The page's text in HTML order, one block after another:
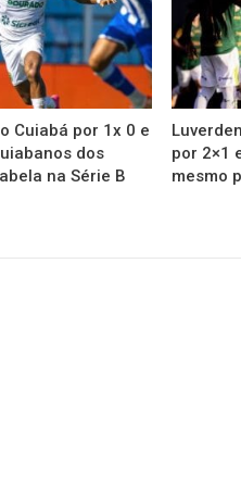
Cuiabá por 1x 0 e
dos
na Série B
por 2×1
mesmo